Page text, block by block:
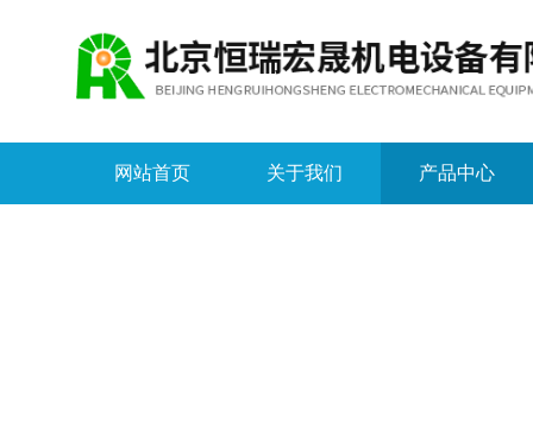
网站首页 关于我们 产品中心